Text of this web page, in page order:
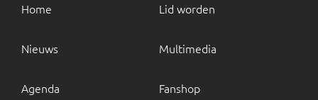
Home
Nieuws
Agenda
Lid worden
Multimedia
Fanshop